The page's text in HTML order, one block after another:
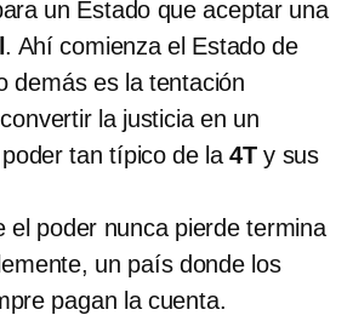
un Estado que aceptar una
. Ahí comienza el Estado de
demás es la tentación
la justicia en un
tan típico de la4T y sus
el poder nunca pierde termina
un país donde los
pagan la cuenta.